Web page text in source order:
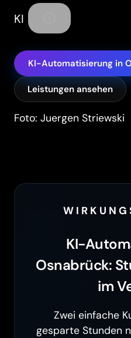
KI
KI-Automatisierung in
Leistungen ansehen
Foto: Juergen Striewski
KI-
Osnabrück:
im
Zwei einfache
gesparte Stunden